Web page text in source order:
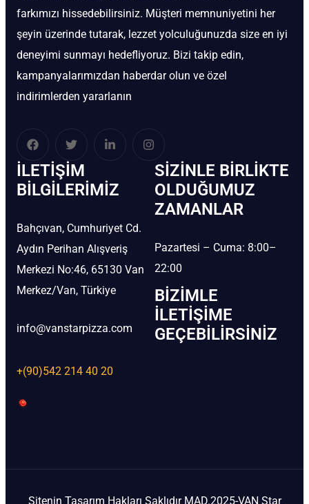
farkımızı hissedebilirsiniz. Müşteri memnuniyetini her
şeyin üzerinde tutarak, lezzet yolculuğunuzda size en iyi
deneyimi sunmayı hedefliyoruz. Bizi takip edin,
kampanyalarımızdan haberdar olun ve özel
indirimlerden yararlanın
İLETIŞIM
BİLGILERIMIZ
Bahçıvan, Cumhuriyet Cd.
Aydın Perihan Alışveriş
Merkezi No:46, 65130 Van
Merkez/Van, Türkiye
info@vanstarpizza.com
+(90)542 214 40 20
SIZINLE BIRLIKTE
OLDUĞUMUZ
ZAMANLAR
Pazartesi – Cuma: 8:00–
22:00
BIZIMLE
İLETIŞIME
GEÇEBILIRSINIZ
Sitenin Tasarım Hakları Saklıdır MAD.2025-VAN Star